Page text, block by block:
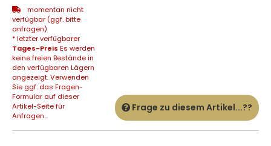
momentan nicht
verfügbar (ggf. bitte
anfragen)
* letzter verfügbarer
Tages-Preis Es werden
keine freien Bestände in
den verfügbaren Lägern
angezeigt. Verwenden
Sie ggf. das Fragen-
Formular auf dieser
Artikel-Seite für
Anfragen...
Frage zu diesem Artikel...??